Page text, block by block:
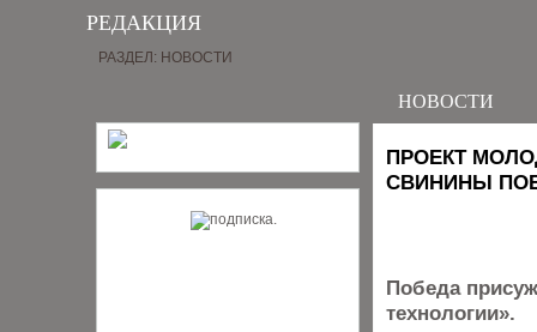
РЕДАКЦИЯ
РАЗДЕЛ: НОВОСТИ
НОВОСТИ
ПРОЕКТ
СВИНИНЫ
Победа
технологии».